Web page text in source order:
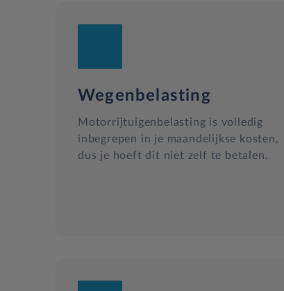
Wegenbelasting
Motorrijtuigenbelasting is volledig
inbegrepen in je maandelijkse kosten,
dus je hoeft dit niet zelf te betalen.